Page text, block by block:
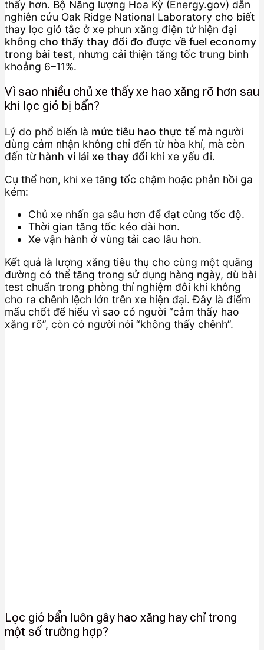
thấy hơn. Bộ Năng lượng Hoa Kỳ (Energy.gov) dẫn
nghiên cứu Oak Ridge National Laboratory cho biết
thay lọc gió tắc ở xe phun xăng điện tử hiện đại
không cho thấy thay đổi đo được về fuel economy
trong bài test, nhưng cải thiện tăng tốc trung bình
khoảng 6–11%.
Vì sao nhiều chủ xe thấy xe hao xăng rõ hơn sau
khi lọc gió bị bẩn?
Lý do phổ biến là mức tiêu hao thực tếmà người
dùng cảm nhận không chỉ đến từ hòa khí, mà còn
đến từ hành vi lái xe thay đổi khi xe yếu đi.
Cụ thể hơn, khi xe tăng tốc chậm hoặc phản hồi ga
kém:
Chủ xe nhấn ga sâu hơn để đạt cùng tốc độ.
Thời gian tăng tốc kéo dài hơn.
Xe vận hành ở vùng tải cao lâu hơn.
Kết quả là lượng xăng tiêu thụ cho cùng một quãng
đường có thể tăng trong sử dụng hàng ngày, dù bài
test chuẩn trong phòng thí nghiệm đôi khi không
cho ra chênh lệch lớn trên xe hiện đại. Đây là điểm
mấu chốt để hiểu vì sao có người “cảm thấy hao
xăng rõ”, còn có người nói “không thấy chênh”.
Lọc gió bẩn luôn gây hao xăng hay chỉ trong
một số trường hợp?